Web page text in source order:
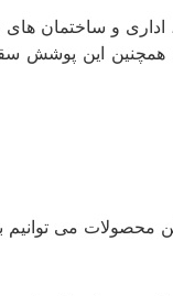
و ساختمان
همچنین این پوشش
محصولات می توانیم